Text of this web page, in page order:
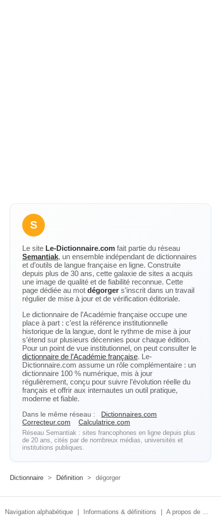
S
Le site Le-Dictionnaire.com fait partie du réseau
Semantiak, un ensemble indépendant de dictionnaires
et d’outils de langue française en ligne. Construite
depuis plus de 30 ans, cette galaxie de sites a acquis
une image de qualité et de fiabilité reconnue. Cette
page dédiée au mot dégorger s’inscrit dans un travail
régulier de mise à jour et de vérification éditoriale.
Le dictionnaire de l’Académie française occupe une
place à part : c’est la référence institutionnelle
historique de la langue, dont le rythme de mise à jour
s’étend sur plusieurs décennies pour chaque édition.
Pour un point de vue institutionnel, on peut consulter le
dictionnaire de l’Académie française. Le-
Dictionnaire.com assume un rôle complémentaire : un
dictionnaire 100 % numérique, mis à jour
régulièrement, conçu pour suivre l’évolution réelle du
français et offrir aux internautes un outil pratique,
moderne et fiable.
Dans le même réseau :
Dictionnaires.com
Correcteur.com
Calculatrice.com
Réseau Semantiak : sites francophones en ligne depuis plus
de 20 ans, cités par de nombreux médias, universités et
institutions publiques.
Dictionnaire > Définition > dégorger
Navigation alphabétique Informations & définitions
A propos de ...